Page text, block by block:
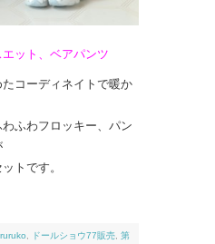
ット、ベアパンツ
コーディネイトで暖か
ふわフロッキー、パン
トです。
ruruko, ドールショウ77販売, 第